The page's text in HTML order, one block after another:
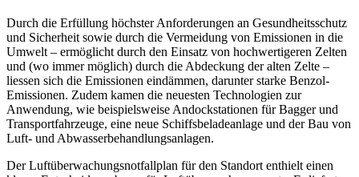
Durch die Erfüllung höchster Anforderungen an Gesundheitsschutz
und Sicherheit sowie durch die Vermeidung von Emissionen in die
Umwelt – ermöglicht durch den Einsatz von hochwertigeren Zelten
und (wo immer möglich) durch die Abdeckung der alten Zelte –
liessen sich die Emissionen eindämmen, darunter starke Benzol-
Emissionen. Zudem kamen die neuesten Technologien zur
Anwendung, wie beispielsweise Andockstationen für Bagger und
Transportfahrzeuge, eine neue Schiffsbeladeanlage und der Bau von
Luft- und Abwasserbehandlungsanlagen.
Der Luftüberwachungsnotfallplan für den Standort enthielt einen